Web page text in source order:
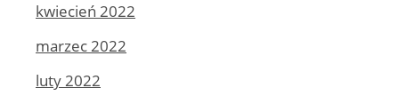
kwiecień 2022
marzec 2022
luty 2022